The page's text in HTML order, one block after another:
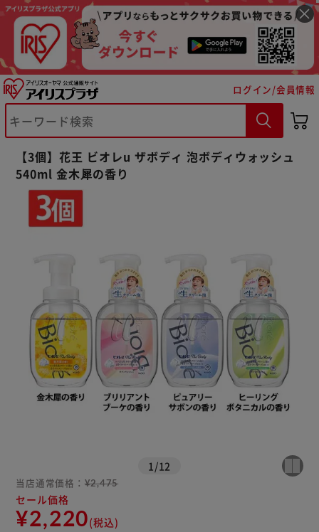
ログイン/会員情報
【3個】花王 ビオレu ザボディ 泡ボディウォッシュ
540ml 金木犀の香り
1 /12
当店通常価格： ¥2,475
セール価格
¥2,220(税込)
※ご確認ください
カートに入れる